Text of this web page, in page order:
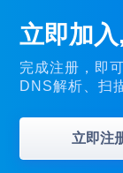
立即加
完成注册，即
DNS解析、扫
立即注